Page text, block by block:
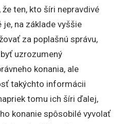
ten, kto šíri nepravdivé
na základe vyššie
za poplašnú správu,
uzrozumený
konania, ale
takýchto informácii
tomu ich šíri ďalej,
konanie spôsobilé vyvolať